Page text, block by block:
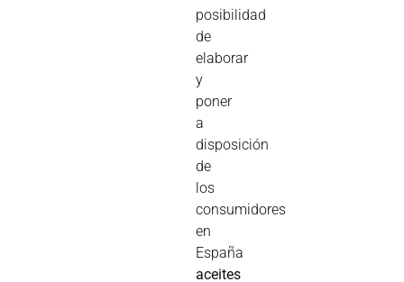
posibilidad
de
elaborar
y
poner
a
disposición
de
los
consumidores
en
España
aceites